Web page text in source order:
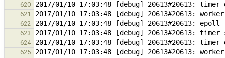
620
621
622
623
624
625